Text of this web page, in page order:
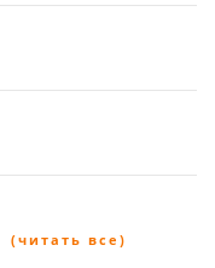
(читать все)